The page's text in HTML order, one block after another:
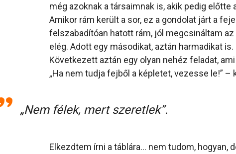
még azoknak a társaimnak is, akik pedig
Amikor rám került a sor, ez a gondolat járt a
felszabadítóan hatott rám, jól megcsináltam
elég. Adott egy másodikat, aztán harmadikat
Következett aztán egy olyan nehéz feladat,
„Ha nem tudja fejből a képletet, vezesse le!” –
„Nem félek, mert szeretlek”.
Elkezdtem írni a táblára… nem tudom, hogyan,